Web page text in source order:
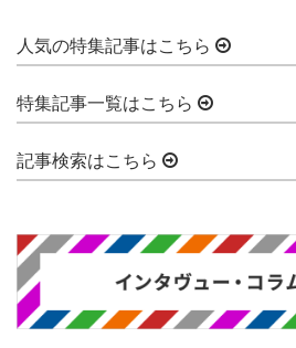
人気の特集記事はこちら
特集記事一覧はこちら
記事検索はこちら